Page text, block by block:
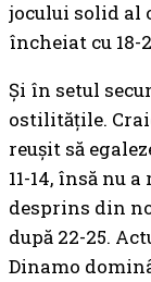
jocului solid al
încheiat cu 18-
Și în setul
ostilitățile.
reușit să
11-14, însă nu
desprins din
după 22-25.
Dinamo